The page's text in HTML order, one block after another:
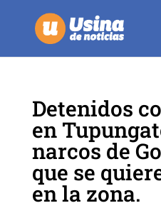
Detenidos
en
narcos de
que se
en la zona.